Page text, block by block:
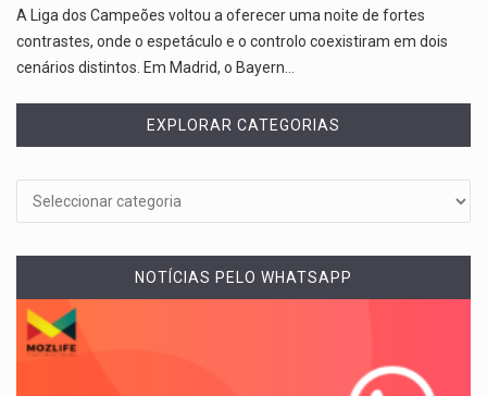
A Liga dos Campeões voltou a oferecer uma noite de fortes
contrastes, onde o espetáculo e o controlo coexistiram em dois
cenários distintos. Em Madrid, o Bayern…
EXPLORAR CATEGORIAS
NOTÍCIAS PELO WHATSAPP